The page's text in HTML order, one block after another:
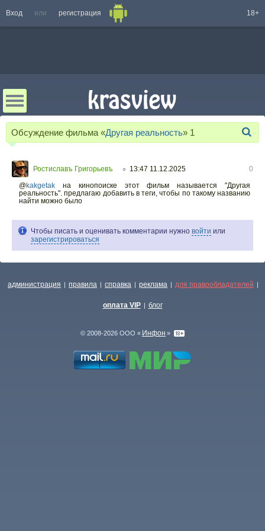
Вход или регистрация 18+
Обсуждение фильма «Другая реальность» 1
Ростиславъ Григорьевъ ○ 13:47 11.12.2025
0
@kakgetak на кинопоиске этот фильм называется "Другая
реальность". предлагаю добавить в теги, чтобы по такому названию
найти можно было
Чтобы писать и оценивать комментарии нужно войти или
зарегистрироваться
администрация | правила | справка | реклама | для правообладателей |
оплата VIP | блог
© 2008-2026 ООО « Инфон »